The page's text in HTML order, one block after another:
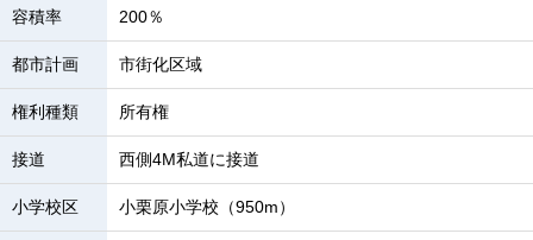
容積率 200％
都市計画 市街化区域
権利種類 所有権
接道 西側4M私道に接道
小学校区 小栗原小学校（950m）